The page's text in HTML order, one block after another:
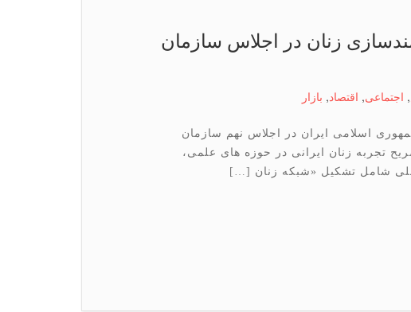
زنان در اجلاس سازمان
, اجتماعی, اقتصاد, بازار
اسلامی ایران در اجلاس نهم سازمان
تجربه زنان ایرانی در حوزه های علمی،
شامل تشکیل «شبکه زنان […]